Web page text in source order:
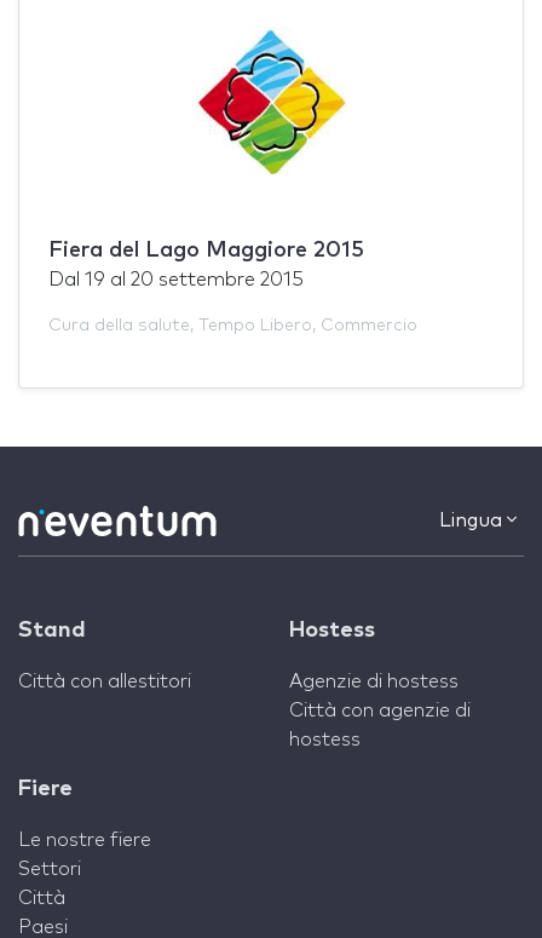
Fiera del Lago Maggiore 2015
Dal 19 al 20 settembre 2015
Cura della salute, Tempo Libero, Commercio
Lingua
Stand
Città con allestitori
Hostess
Agenzie di hostess
Città con agenzie di
hostess
Fiere
Le nostre fiere
Settori
Città
Paesi